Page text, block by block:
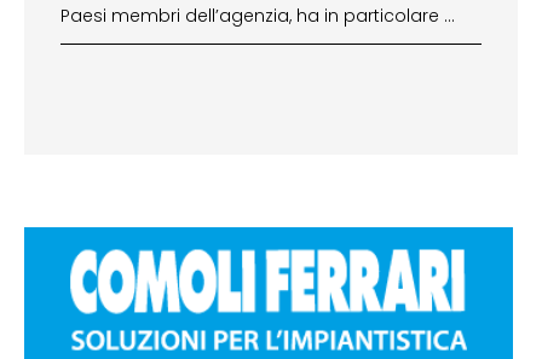
Paesi membri dell’agenzia, ha in particolare …